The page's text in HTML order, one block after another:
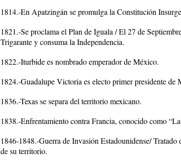
1814.-En Apatzingán se promulga la Constitución
1821.-Se proclama el Plan de Iguala / El 27 de
Trigarante y consuma la Independencia.
1822.-Iturbide es nombrado emperador de México.
1824.-Guadalupe Victoria es electo primer presidente de
1836.-Texas se separa del territorio mexicano.
1838.-Enfrentamiento contra Francia, conocido como
1846-1848.-Guerra de Invasión Estadounidense/
de su territorio.